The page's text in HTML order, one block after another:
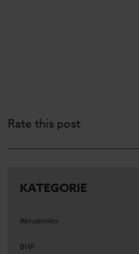
Rate this post
KATEGORIE
Aktualności
BHP